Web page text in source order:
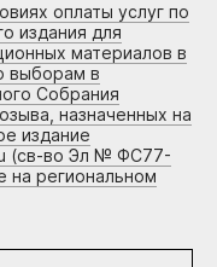
оплаты услуг по
издания для
материалов в
выборам в
Собрания
назначенных на
издание
(св-во Эл № ФС77-
на региональном